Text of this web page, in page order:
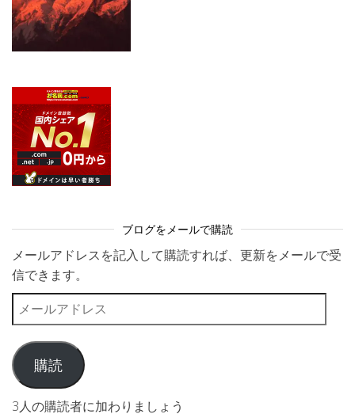
ブログをメールで購読
メールアドレスを記入して購読すれば、更新をメールで受
信できます。
メールアドレス
購読
3人の購読者に加わりましょう